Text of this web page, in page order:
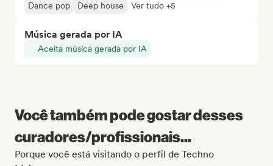
Dance pop
Deep house Ver tudo +5
Música gerada por IA
Aceita música gerada por IA
Você também pode gostar desses
curadores/profissionais...
Porque você está visitando o perfil de Techno